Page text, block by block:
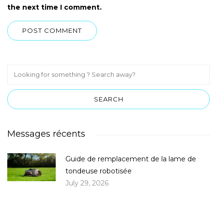
the next time I comment.
Messages récents
Guide de remplacement de la lame de
tondeuse robotisée
July 29, 2026